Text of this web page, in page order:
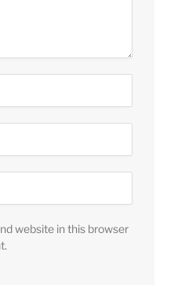
website in this browser